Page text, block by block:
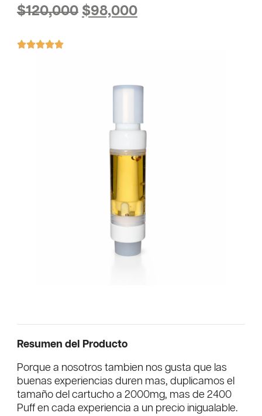
$120,000 $98,000

Resumen del Producto
Porque a nosotros tambien nos gusta que las
buenas experiencias duren mas, duplicamos el
tamaño del cartucho a 2000mg, mas de 2400
Puff en cada experiencia a un precio inigualable.